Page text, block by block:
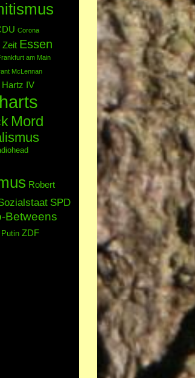
Corona
Zeit Essen
am Main
McLennan
Hartz IV
Mord
Robert
SPD
Betweens
ZDF